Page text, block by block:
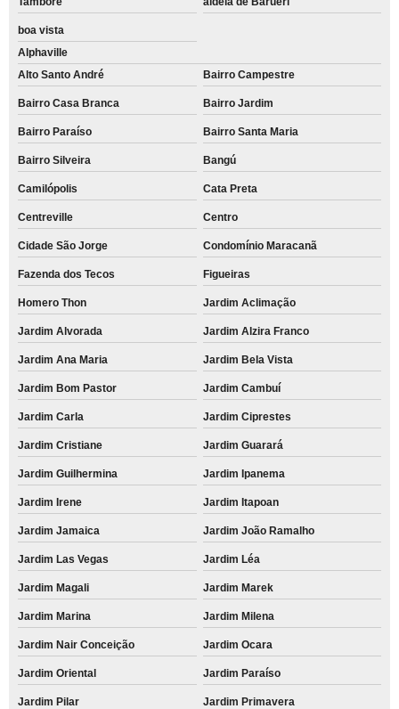
boa vista
Alphaville
Alto Santo André
Bairro Campestre
Bairro Casa Branca Bairro Jardim
Bairro Paraíso Bairro Santa Maria
Bairro Silveira Bangú
Camilópolis Cata Preta
Centreville Centro
Cidade São Jorge Condomínio Maracanã
Fazenda dos Tecos Figueiras
Homero Thon Jardim Aclimação
Jardim Alvorada Jardim Alzira Franco
Jardim Ana Maria Jardim Bela Vista
Jardim Bom Pastor Jardim Cambuí
Jardim Carla Jardim Ciprestes
Jardim Cristiane Jardim Guarará
Jardim Guilhermina Jardim Ipanema
Jardim Irene Jardim Itapoan
Jardim Jamaica Jardim João Ramalho
Jardim Las Vegas Jardim Léa
Jardim Magali Jardim Marek
Jardim Marina Jardim Milena
Jardim Nair Conceição Jardim Ocara
Jardim Oriental Jardim Paraíso
Jardim Pilar Jardim Primavera